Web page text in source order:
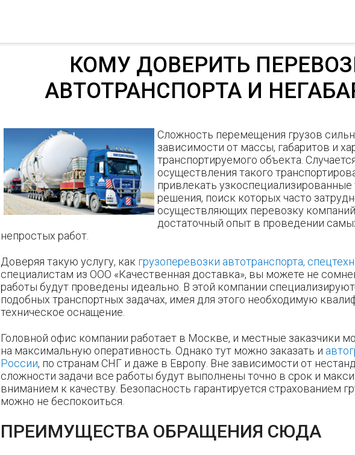
КОМУ ДОВЕРИТЬ
АВТОТРАНСПОРТА И
Сложность перемещения грузов
зависимости от массы, габаритов и
транспортируемого объекта.
осуществления такого
привлекать узкоспециализированные
решения, поиск которых часто
осуществляющих перевозку
достаточный опыт в проведении
непростых работ.
Доверяя такую услугу, как грузоперевозки автотранспорта,
специалистам из ООО «Качественная доставка», вы можете не
работы будут проведены идеально. В этой компании
подобных транспортных задачах, имея для этого необходимую
техническое оснащение.
Головной офис компании работает в Москве, и местные заказчики
на максимальную оперативность. Однако тут можно заказать и
России, по странам СНГ и даже в Европу. Вне зависимости от
сложности задачи все работы будут выполнены точно в срок и
вниманием к качеству. Безопасность гарантируется страхованием
можно не беспокоиться.
ПРЕИМУЩЕСТВА ОБРАЩЕНИЯ СЮДА